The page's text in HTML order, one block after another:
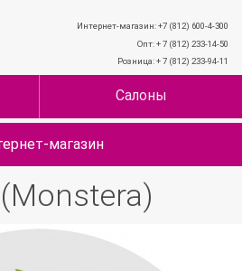
Интернет-магазин: +7 (812) 600-4-300
Опт: + 7 (812) 233-14-50
Розница: + 7 (812) 233-94-11
Салоны
магазин